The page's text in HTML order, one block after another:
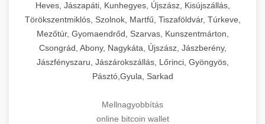
Heves, Jászapáti, Kunhegyes, Újszász, Kisújszállás,
Törökszentmiklós, Szolnok, Martfű, Tiszaföldvár, Túrkeve,
Mezőtúr, Gyomaendrőd, Szarvas, Kunszentmárton,
Csongrád, Abony, Nagykáta, Újszász, Jászberény,
Jászfényszaru, Jászárokszállás, Lőrinci, Gyöngyös,
Pásztó,Gyula, Sarkad
Mellnagyobbítás
online bitcoin wallet